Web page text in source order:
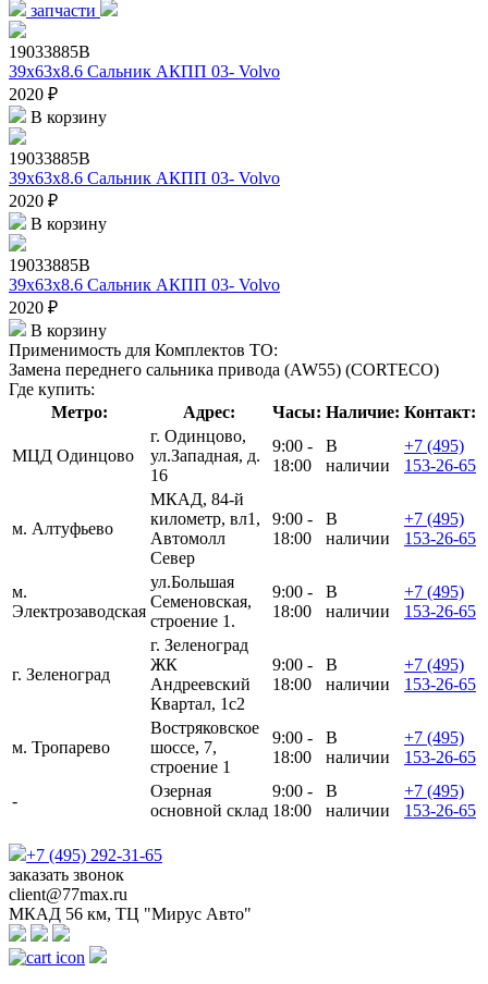
запчасти
19033885B
39x63x8.6 Сальник AКПП 03- Volvo
2020 ₽
В корзину
19033885B
39x63x8.6 Сальник AКПП 03- Volvo
2020 ₽
В корзину
19033885B
39x63x8.6 Сальник AКПП 03- Volvo
2020 ₽
В корзину
Применимость для Комплектов ТО:
Замена переднего сальника привода (AW55) (CORTECO)
Где купить:
Метро:
Адрес: Часы: Наличие: Контакт:
МЦД Одинцово
г. Одинцово,
ул.Западная, д.
16
9:00 -
18:00
В
наличии
+7 (495)
153-26-65
м. Алтуфьево
МКАД, 84-й
километр, вл1,
Автомолл
Север
9:00 -
18:00
В
наличии
+7 (495)
153-26-65
м.
Электрозаводская
ул.Большая
Семеновская,
строение 1.
9:00 -
18:00
В
наличии
+7 (495)
153-26-65
г. Зеленоград
г. Зеленоград
ЖК
Андреевский
Квартал, 1с2
9:00 -
18:00
В
наличии
+7 (495)
153-26-65
м. Тропарево
Востряковское
шоссе, 7,
строение 1
9:00 -
18:00
В
наличии
+7 (495)
153-26-65
-
Озерная
основной склад
9:00 -
18:00
В
наличии
+7 (495)
153-26-65
+7 (495) 292-31-65
заказать звонок
client@77max.ru
МКАД 56 км, ТЦ "Мирус Авто"